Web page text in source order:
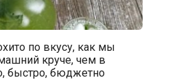
по вкусу, как мы
круче, чем в
быстро, бюджетно